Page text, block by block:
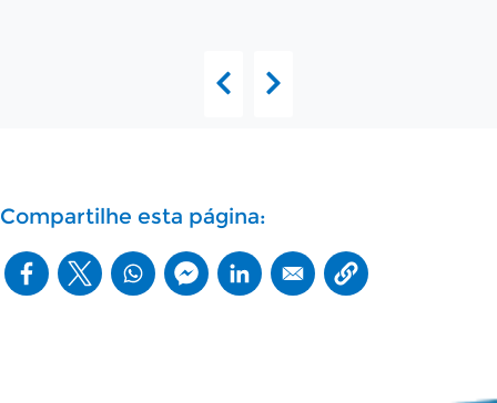
Compartilhe esta página: